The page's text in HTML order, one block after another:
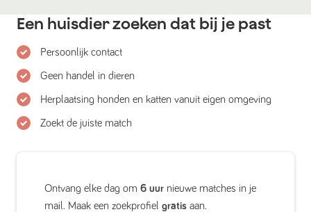
Een huisdier zoeken dat bij je past
Persoonlijk contact
Geen handel in dieren
Herplaatsing honden en katten vanuit eigen omgeving
Zoekt de juiste match
Ontvang elke dag om 6 uur nieuwe matches in je
mail. Maak een zoekprofiel gratis aan.